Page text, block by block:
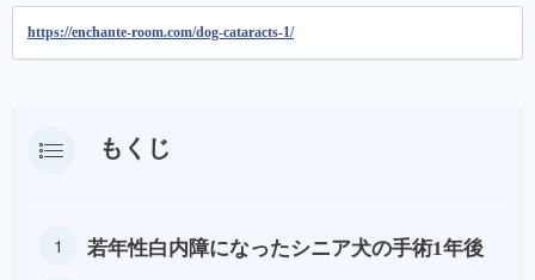
https://enchante-room.com/dog-cataracts-1/
もくじ
若年性白内障になったシニア犬の手術1年後